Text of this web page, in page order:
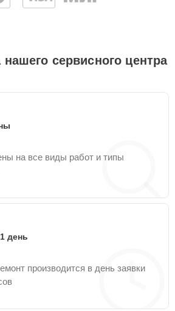
сервисного центра
на все виды работ и типы
день
производится в день заявки